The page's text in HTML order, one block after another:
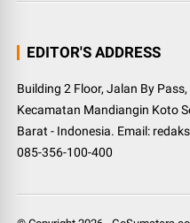
EDITOR'S ADDRESS
Building 2 Floor, Jalan By
Kecamatan Mandiangin Koto
Barat - Indonesia. Email:
085-356-100-400